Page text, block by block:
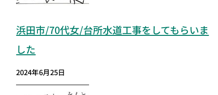
浜田市/70代女/台所水道工事をしてもらいま
した
2024年6月25日